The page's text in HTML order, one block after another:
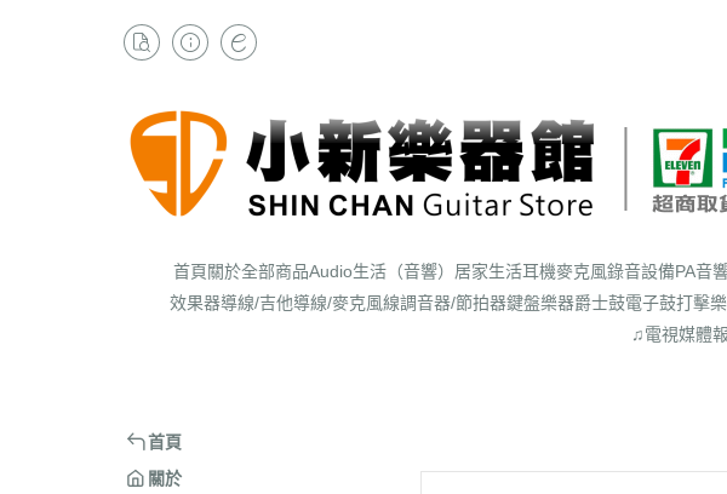
首頁關於全部商品Audio生活（音響） 居家生活耳機麥克風錄音設備PA音
效果器導線/吉他導線/麥克風線調音器/節拍器鍵盤樂器爵士鼓電子鼓打擊
♫電視媒體
首頁
關於